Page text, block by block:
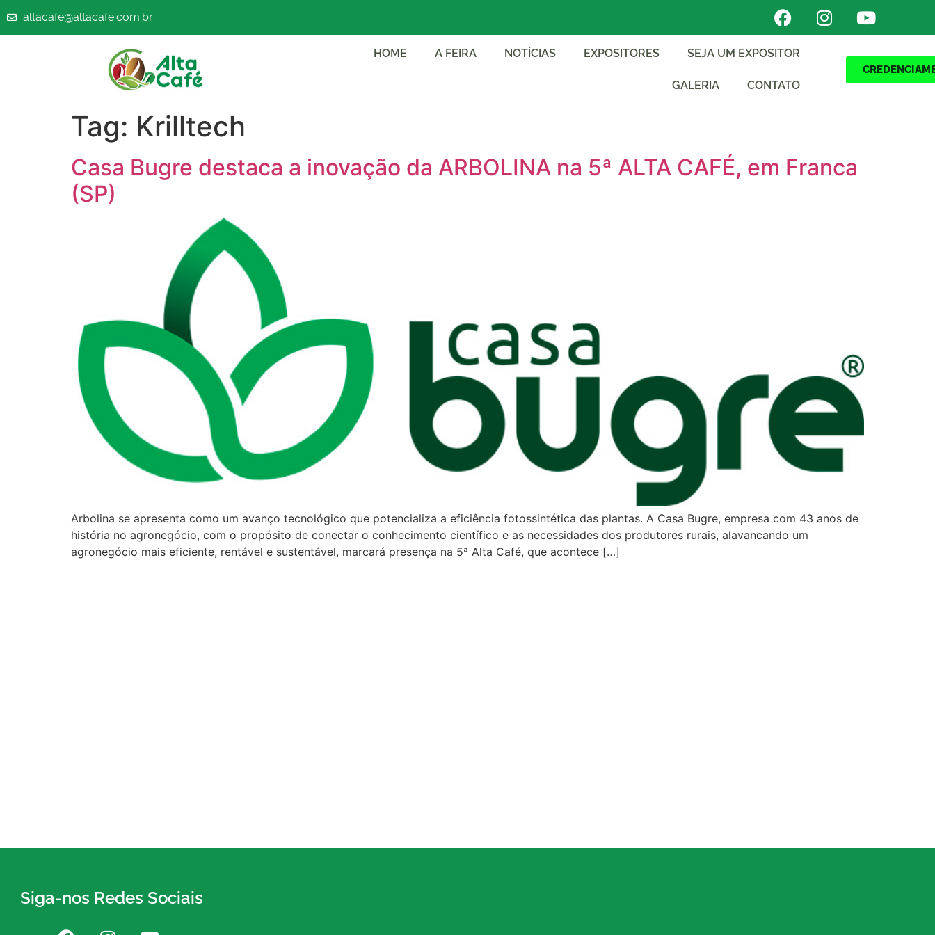
altacafe@altacafe.com.br
HOME A FEIRA NOTÍCIAS EXPOSITORES SEJA UM EXPOSITOR
GALERIA CONTATO
Tag: Krilltech
Casa Bugre destaca a inovação da ARBOLINA na 5ª ALTA CAFÉ, em Franca
(SP)
Arbolina se apresenta como um avanço tecnológico que potencializa a eficiência fotossintética das plantas. A Casa Bugre, empresa com 43 anos de
história no agronegócio, com o propósito de conectar o conhecimento científico e as necessidades dos produtores rurais, alavancando um
agronegócio mais eficiente, rentável e sustentável, marcará presença na 5ª Alta Café, que acontece […]
Siga-nos Redes Sociais